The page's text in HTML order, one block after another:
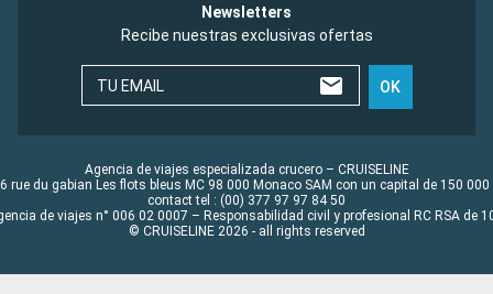
Newsletters
Recibe nuestras exclusivas ofertas
TU EMAIL OK
Agencia de viajes especializada crucero – CRUISELINE
rue du gabian Les flots bleus MC 98 000 Monaco SAM con un capital de 150 000
contact tel : (00) 377 97 97 84 50
de viajes n° 006 02 0007 – Responsabilidad civil y profesional RC RSA de
© CRUISELINE 2026 - all rights reserved